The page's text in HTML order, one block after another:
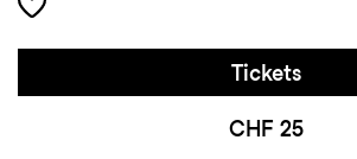
Tickets
CHF 25